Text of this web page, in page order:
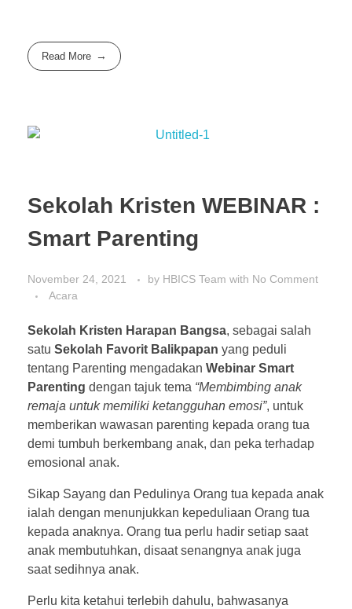
Read More
Sekolah Kristen WEBINAR :
Smart Parenting
November 24, 2021 by HBICS Team with No Comment
Acara
Sekolah Kristen Harapan Bangsa, sebagai salah
satu Sekolah Favorit Balikpapan yang peduli
tentang Parenting mengadakan Webinar Smart
Parenting dengan tajuk tema “Membimbing anak
remaja untuk memiliki ketangguhan emosi”, untuk
memberikan wawasan parenting kepada orang tua
demi tumbuh berkembang anak, dan peka terhadap
emosional anak.
Sikap Sayang dan Pedulinya Orang tua kepada anak
ialah dengan menunjukkan kepeduliaan Orang tua
kepada anaknya. Orang tua perlu hadir setiap saat
anak membutuhkan, disaat senangnya anak juga
saat sedihnya anak.
Perlu kita ketahui terlebih dahulu, bahwasanya